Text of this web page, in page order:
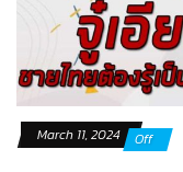
March 11, 2024 Off